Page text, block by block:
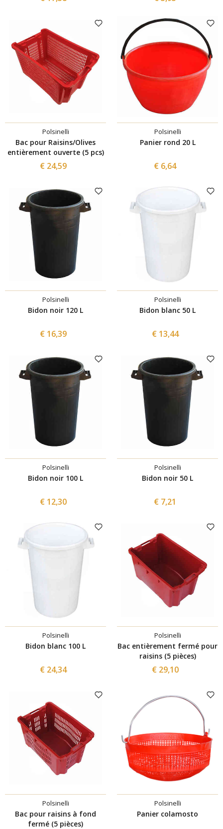
Polsinelli
Bac pour Raisins/Olives
entièrement ouverte (5 pcs)
€ 24,59
Polsinelli
Panier rond 20 L
€ 6,64
Polsinelli
Bidon noir 120 L
€ 16,39
Polsinelli
Bidon blanc 50 L
€ 13,44
Polsinelli
Bidon noir 100 L
€ 12,30
Polsinelli
Bidon noir 50 L
€ 7,21
Polsinelli
Bidon blanc 100 L
€ 24,34
Polsinelli
Bac entièrement fermé pour
raisins (5 pièces)
€ 29,10
Polsinelli
Bac pour raisins à fond
fermé (5 pièces)
Polsinelli
Panier colamosto